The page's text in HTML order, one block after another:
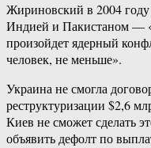
Жириновский в 2004
Индией и Пакистаном —
произойдет ядерный
человек, не меньше».
Украина не смогла
реструктуризации $2,6
Киев не сможет сделать
объявить дефолт по